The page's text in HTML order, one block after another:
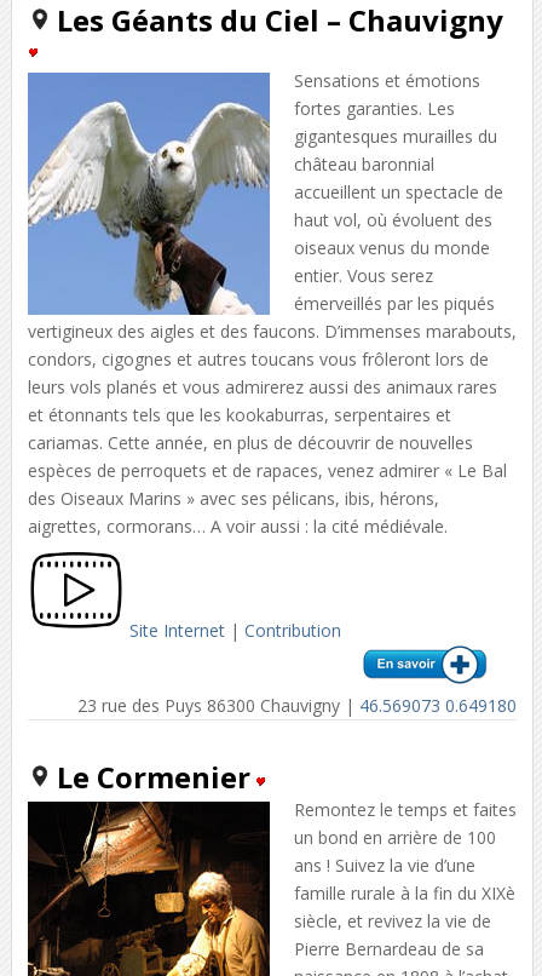
Les Géants du Ciel – Chauvigny
Sensations et émotions
fortes garanties. Les
gigantesques murailles du
château baronnial
accueillent un spectacle de
haut vol, où évoluent des
oiseaux venus du monde
entier. Vous serez
émerveillés par les piqués
vertigineux des aigles et des faucons. D’immenses marabouts,
condors, cigognes et autres toucans vous frôleront lors de
leurs vols planés et vous admirerez aussi des animaux rares
et étonnants tels que les kookaburras, serpentaires et
cariamas. Cette année, en plus de découvrir de nouvelles
espèces de perroquets et de rapaces, venez admirer « Le Bal
des Oiseaux Marins » avec ses pélicans, ibis, hérons,
aigrettes, cormorans… A voir aussi : la cité médiévale.
Site Internet| Contribution
23 rue des Puys 86300 Chauvigny | 46.569073 0.649180
Le Cormenier
Remontez le temps et faites
un bond en arrière de 100
ans ! Suivez la vie d’une
famille rurale à la fin du XIXè
siècle, et revivez la vie de
Pierre Bernardeau de sa